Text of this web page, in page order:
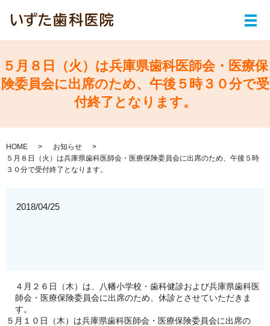
メ
５月８日（火）は兵庫県歯科医師会・医療保
険委員会に出席のため、午後５時３０分で受
付終了となります。
HOME
お知らせ
５月８日（火）は兵庫県歯科医師会・医療保険委員会に出席のため、午後５時
３０分で受付終了となります。
2018/04/25
４月２６日（木）は、八幡小学校・歯科健診および兵庫県歯科医
師会・医療保険委員会に出席のため、休診とさせていただきま
す。
５月１０日（木）は兵庫県歯科医師会・医療保険委員会に出席の